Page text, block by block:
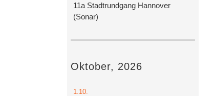
11a Stadtrundgang Hannover
(Sonar)
Oktober, 2026
1.10.